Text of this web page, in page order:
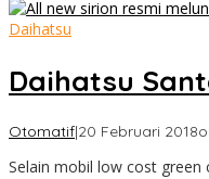
Daihatsu
Daihatsu
Otomatif|20 Februari 2018
Selain mobil low cost green